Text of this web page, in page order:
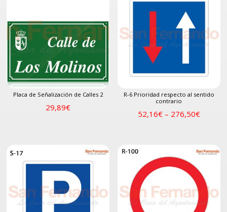
Placa de Señalización de Calles 2
29,89€
R-6 Prioridad respecto al sentido
contrario
52,16€– 276,50€